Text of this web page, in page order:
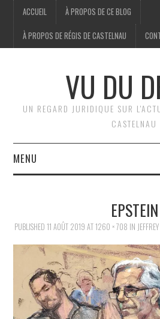
ACCUEIL À PROPOS DE CE BLOG
À PROPOS DE RÉGIS DE CASTELNAU
VU DU
UN REGARD JURIDIQUE SUR
CASTELNAU
MENU
JURIDIQUE
POLITIQUE
HISTOIRE
EPSTEIN
PUBLISHED 11 AOÛT 2019 AT1260 × 708 IN